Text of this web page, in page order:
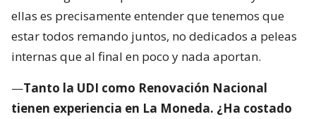
ellas es precisamente entender que tenemos que
estar todos remando juntos, no dedicados a peleas
internas que al final en poco y nada aportan.
—Tanto la UDI como Renovación Nacional
tienen experiencia en La Moneda. ¿Ha costado